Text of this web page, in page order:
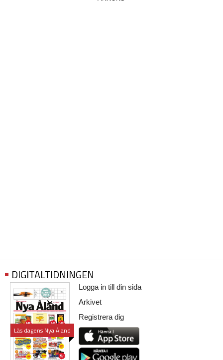
DIGITALTIDNINGEN
Läs dagens Nya Åland
Logga in till din sida
Arkivet
Registrera dig